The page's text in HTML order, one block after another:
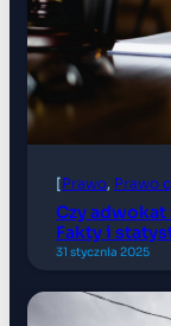
[Prawo, Prawo
Czy
Fakty i
31 stycznia 2025